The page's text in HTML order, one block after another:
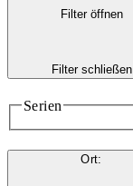
Filter öffnen
Filter schließen
Serien
Ort: